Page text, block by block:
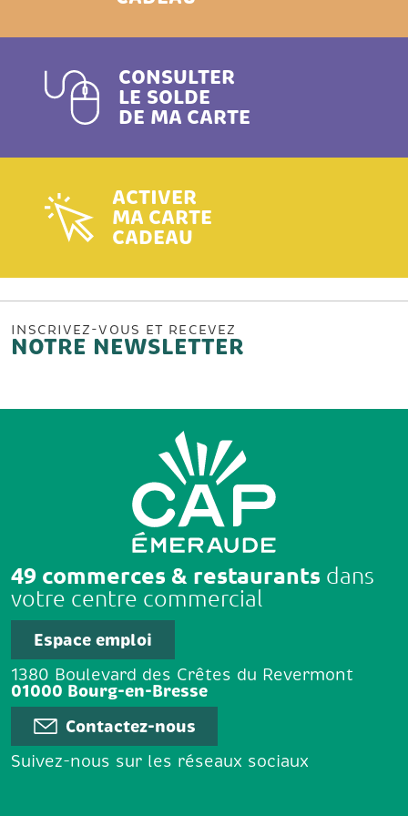
CONSULTER
LE SOLDE
DE MA CARTE
ACTIVER
MA CARTE
CADEAU
INSCRIVEZ-VOUS ET RECEVEZ
NOTRE NEWSLETTER
49 commerces & restaurants dans
votre centre commercial
Espace emploi
1380 Boulevard des Crêtes du Revermont
01000 Bourg-en-Bresse
Contactez-nous
Suivez-nous sur les réseaux sociaux